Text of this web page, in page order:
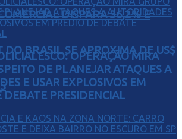
DISPARA 36,2% E
DO BRASIL SE APROXIMA DE US$
OPERAÇÃO MIRA
DE PLANEJAR ATAQUES A
E USAR EXPLOSIVOS EM
DEBATE PRESIDENCIAL